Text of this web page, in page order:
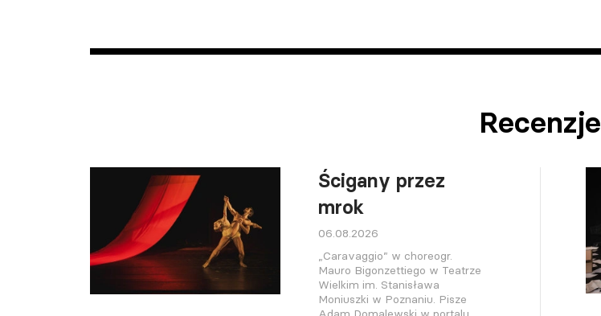
Recenzje
Ścigany przez
mrok
06.08.2026
„Caravaggio” w choreogr.
Mauro Bigonzettiego w Teatrze
Wielkim im. Stanisława
Moniuszki w Poznaniu. Pisze